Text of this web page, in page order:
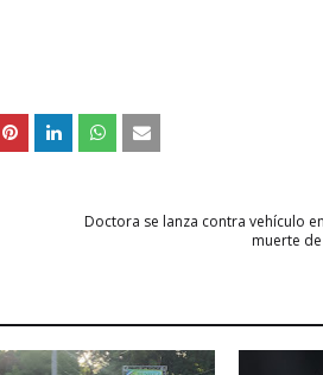
Doctora se lanza contra vehículo
muerte